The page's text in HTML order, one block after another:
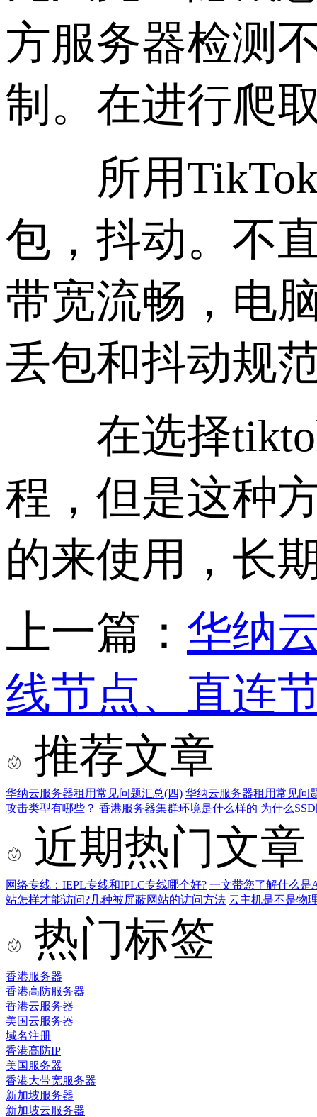
方服务器检测
制。在进行爬
所用TikTok
包，抖动。不
带宽流畅，电
丢包和抖动规
在选择tiktok
程，但是这种
的来使用，长
上一篇： 华纳
线节点、直连
推荐文章
华纳云服务器租用常见问题汇总(四) 华纳云服务器租用常见问
攻击类型有哪些？ 香港服务器集群环境是什么样的 为什么
近期热门文章
网络专线：IEPL专线和IPLC专线哪个好? 一文带您了解什么是
站怎样才能访问?几种被屏蔽网站的访问方法 云主机是不是物
热门标签
香港服务器
香港高防服务器
香港云服务器
美国云服务器
域名注册
香港高防IP
美国服务器
香港大带宽服务器
新加坡服务器
新加坡云服务器